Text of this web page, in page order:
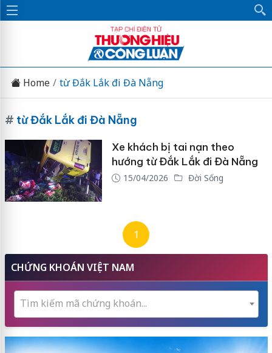
Home từ Đắk Lắk đi Đà Nẵng
# từ Đắk Lắk đi Đà Nẵng
Xe khách bị tai nạn theo
hướng từ Đắk Lắk đi Đà Nẵng
15/04/2026 Đời Sống
1
CHỨNG KHOÁN VIỆT NAM
Tìm kiếm mã chứng khoán...